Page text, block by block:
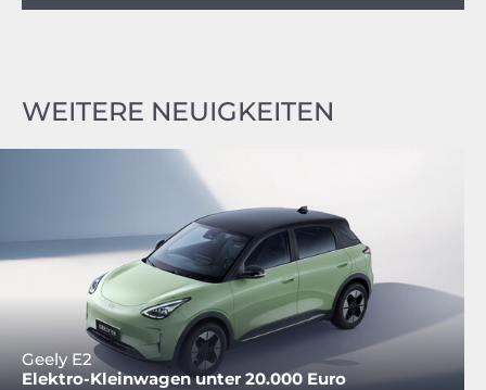
WEITERE NEUIGKEITEN
Geely E2
Elektro-Kleinwagen unter 20.000 Euro